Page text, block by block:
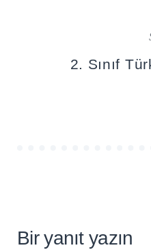
2. Sınıf
Bir yanıt yazın